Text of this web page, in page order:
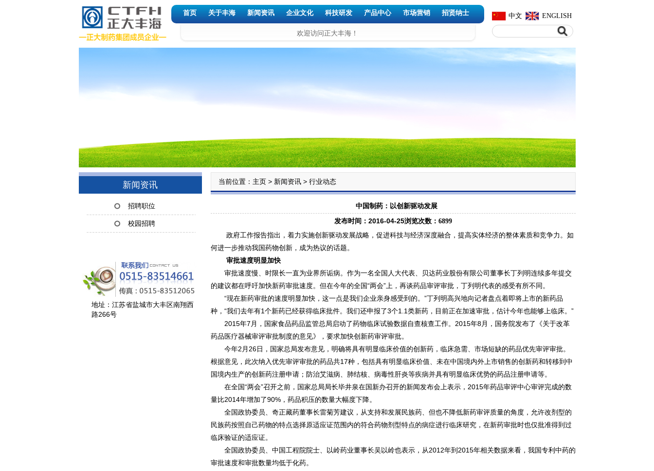
首页 关于丰海 新闻资讯 企业文化 科技研发 产品中心 市场营销 招贤纳士
欢迎访问正大丰海！
中文 ENGLISH
新闻资讯
招聘职位
校园招聘
地址：江苏省盐城市大丰区南翔西
路266号
当前位置： 主页> 新闻资讯> 行业动态
中国制药：以创新驱动发展
发布时间：2016-04-25浏览次数： 6899
政府工作报告指出，着力实施创新驱动发展战略，促进科技与经济深度融合，提高实体经济的整体素质和竞争力。如
何进一步推动我国药物创新，成为热议的话题。
审批速度明显加快
审批速度慢、时限长一直为业界所诟病。作为一名全国人大代表、贝达药业股份有限公司董事长丁列明连续多年提交
的建议都在呼吁加快新药审批速度。但在今年的全国“两会”上，再谈药品审评审批，丁列明代表的感受有所不同。
“现在新药审批的速度明显加快，这一点是我们企业亲身感受到的。”丁列明高兴地向记者盘点着即将上市的新药品
种，“我们去年有1个新药已经获得临床批件。我们还申报了3个1.1类新药，目前正在加速审批，估计今年也能够上临床。”
2015年7月，国家食品药品监管总局启动了药物临床试验数据自查核查工作。2015年8月，国务院发布了《关于改革
药品医疗器械审评审批制度的意见》，要求加快创新药审评审批。
今年2月26日，国家总局发布意见，明确将具有明显临床价值的创新药，临床急需、市场短缺的药品优先审评审批。
根据意见，此次纳入优先审评审批的药品共17种，包括具有明显临床价值、未在中国境内外上市销售的创新药和转移到中
国境内生产的创新药注册申请；防治艾滋病、肺结核、病毒性肝炎等疾病并具有明显临床优势的药品注册申请等。
在全国“两会”召开之前，国家总局局长毕井泉在国新办召开的新闻发布会上表示，2015年药品审评中心审评完成的数
量比2014年增加了90%，药品积压的数量大幅度下降。
全国政协委员、奇正藏药董事长雷菊芳建议，从支持和发展民族药、但也不降低新药审评质量的角度，允许改剂型的
民族药按照自己药物的特点选择原适应证范围内的符合药物剂型特点的病症进行临床研究，在新药审批时也仅批准得到过
临床验证的适应证。
全国政协委员、中国工程院院士、以岭药业董事长吴以岭也表示，从2012年到2015年相关数据来看，我国专利中药的
审批速度和审批数量均低于化药。